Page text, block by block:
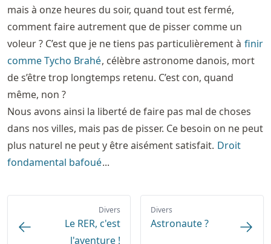
mais à onze heures du soir, quand tout est fermé,
comment faire autrement que de pisser comme un
voleur ? C’est que je ne tiens pas particulièrement à finir
comme Tycho Brahé, célèbre astronome danois, mort
de s’être trop longtemps retenu. C’est con, quand
même, non ?
Nous avons ainsi la liberté de faire pas mal de choses
dans nos villes, mais pas de pisser. Ce besoin on ne peut
plus naturel ne peut y être aisément satisfait. Droit
fondamental bafoué...
Divers
Le RER, c'est
l'aventure !
Divers
Astronaute ?